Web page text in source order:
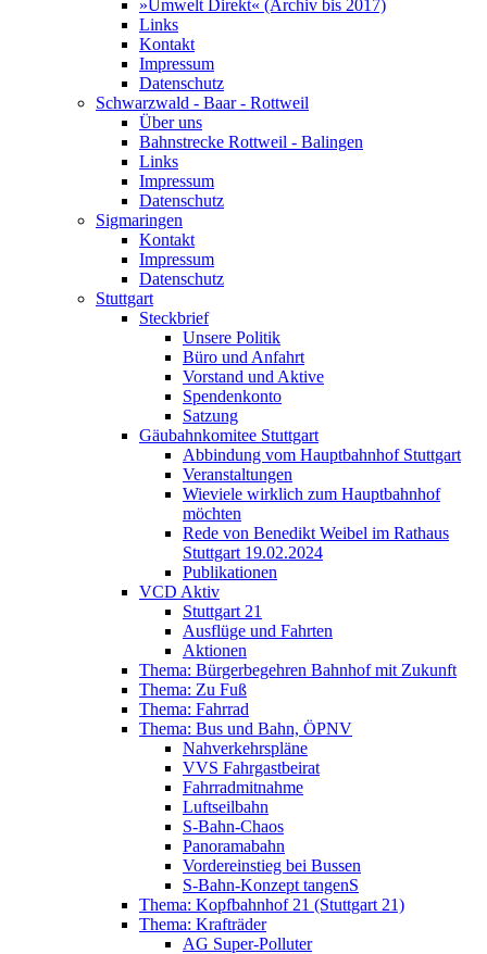
»Umwelt Direkt« (Archiv bis 2017)
Links
Kontakt
Impressum
Datenschutz
Schwarzwald - Baar - Rottweil
Über uns
Bahnstrecke Rottweil - Balingen
Links
Impressum
Datenschutz
Sigmaringen
Kontakt
Impressum
Datenschutz
Stuttgart
Steckbrief
Unsere Politik
Büro und Anfahrt
Vorstand und Aktive
Spendenkonto
Satzung
Gäubahnkomitee Stuttgart
Abbindung vom Hauptbahnhof Stuttgart
Veranstaltungen
Wieviele wirklich zum Hauptbahnhof
möchten
Rede von Benedikt Weibel im Rathaus
Stuttgart 19.02.2024
Publikationen
VCD Aktiv
Stuttgart 21
Ausflüge und Fahrten
Aktionen
Thema: Bürgerbegehren Bahnhof mit Zukunft
Thema: Zu Fuß
Thema: Fahrrad
Thema: Bus und Bahn, ÖPNV
Nahverkehrspläne
VVS Fahrgastbeirat
Fahrradmitnahme
Luftseilbahn
S-Bahn-Chaos
Panoramabahn
Vordereinstieg bei Bussen
S-Bahn-Konzept tangenS
Thema: Kopfbahnhof 21 (Stuttgart 21)
Thema: Krafträder
AG Super-Polluter